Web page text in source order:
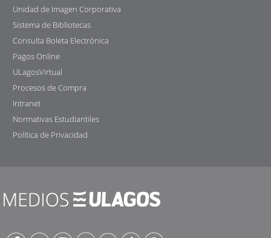
Unidad de Imagen Corporativa
Sistema de Bibliotecas
Consulta Boleta Electrónica
Pagos Online
ULagosVirtual
Procesos de Compra
Intranet
Normativas Estudiantiles
Política de Privacidad